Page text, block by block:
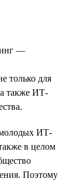
—
только для
а также ИТ-
молодых ИТ-
в целом
Поэтому